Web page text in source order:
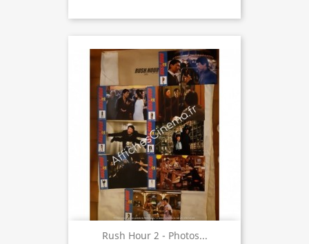
Rush Hour 2 - Photos...